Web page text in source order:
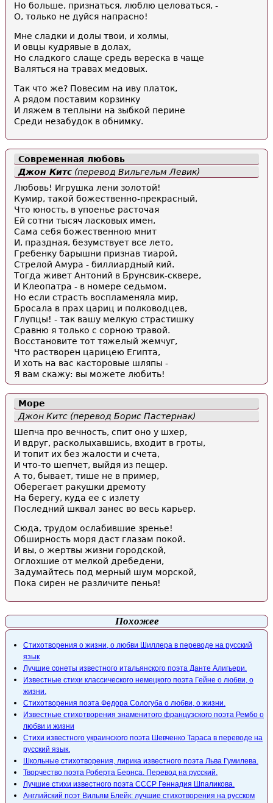
Но больше, признаться, люблю целоваться, -
О, только не дуйся напрасно!
Мне сладки и долы твои, и холмы,
И овцы кудрявые в долах,
Но сладкого слаще средь вереска в чаще
Валяться на травах медовых.
Так что же? Повесим на иву платок,
А рядом поставим корзинку
И ляжем в теплыни на зыбкой перине
Среди незабудок в обнимку.
Современная любовь
Джон Китс (перевод Вильгельм Левик)
Любовь! Игрушка лени золотой!
Кумир, такой божественно-прекрасный,
Что юность, в упоенье расточая
Ей сотни тысяч ласковых имен,
Сама себя божественною мнит
И, праздная, безумствует все лето,
Гребенку барышни признав тиарой,
Стрелой Амура - биллиардный кий.
Тогда живет Антоний в Брунсвик-сквере,
И Клеопатра - в номере седьмом.
Но если страсть воспламеняла мир,
Бросала в прах цариц и полководцев,
Глупцы! - так вашу мелкую страстишку
Сравню я только с сорною травой.
Восстановите тот тяжелый жемчуг,
Что растворен царицею Египта,
И хоть на вас касторовые шляпы -
Я вам скажу: вы можете любить!
Море
Джон Китс (перевод Борис Пастернак)
Шепча про вечность, спит оно у шхер,
И вдруг, расколыхавшись, входит в гроты,
И топит их без жалости и счета,
И что-то шепчет, выйдя из пещер.
А то, бывает, тише не в пример,
Оберегает ракушки дремоту
На берегу, куда ее с излету
Последний шквал занес во весь карьер.
Сюда, трудом ослабившие зренье!
Обширность моря даст глазам покой.
И вы, о жертвы жизни городской,
Оглохшие от мелкой дребедени,
Задумайтесь под мерный шум морской,
Пока сирен не различите пенья!
Похожее
Стихотворения о жизни, о любви Шиллера в переводе на русский
язык
Лучшие сонеты известного итальянского поэта Данте Алигьери.
Известные стихи классического немецкого поэта Гейне о любви, о
жизни.
Стихотворения поэта Федора Сологуба о любви, о жизни.
Известные стихотворения знаменитого французского поэта Рембо о
любви и жизни
Стихи известного украинского поэта Шевченко Тараса в переводе на
русский язык.
Школьные стихотворения, лирика известного поэта Льва Гумилева.
Творчество поэта Роберта Бернса. Перевод на русский.
Лучшие стихи известного поэта СССР Геннадия Шпаликова.
Английский поэт Вильям Блейк: лучшие стихотворения на русском